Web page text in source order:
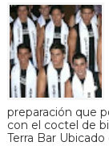
preparación que
con el coctel de
Terra Bar